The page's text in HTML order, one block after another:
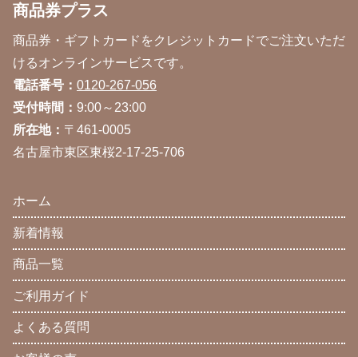
商品券プラス
商品券・ギフトカードをクレジットカードでご注文いただ
けるオンラインサービスです。
電話番号： 0120-267-056
受付時間： 9:00～23:00
所在地： 〒461-0005
名古屋市東区東桜2-17-25-706
ホーム
新着情報
商品一覧
ご利用ガイド
よくある質問